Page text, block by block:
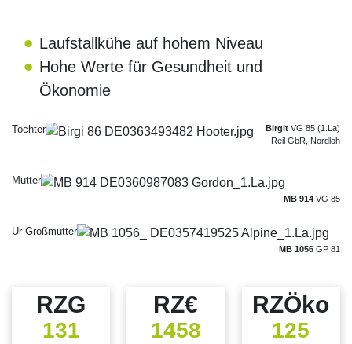
Laufstallkühe auf hohem Niveau
Hohe Werte für Gesundheit und
Ökonomie
Tochter Birgit VG 85 (1.La)
Reil GbR, Nordloh
Mutter
MB 914 VG 85
Ur-Großmutter
MB 1056 GP 81
RZG
131
RZ€
1458
RZÖko
125